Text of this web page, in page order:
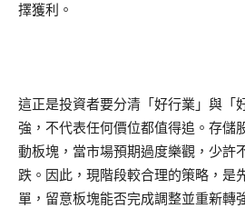
擇獲利。
這正是投資者要分清「好行業」與「
強，不代表任何價位都值得追。存儲
動板塊，當市場預期過度樂觀，少許
跌。因此，現階段較合理的策略，是
單，留意板塊能否完成調整並重新轉